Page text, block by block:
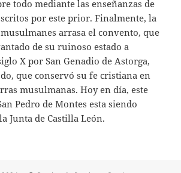
todo mediante las enseñanzas de
por este prior. Finalmente, la
arrasa el convento, que
de su ruinoso estado a
X por San Genadio de Astorga,
que conservó su fe cristiana en
musulmanas. Hoy en día, este
Pedro de Montes esta siendo
Junta de Castilla León.